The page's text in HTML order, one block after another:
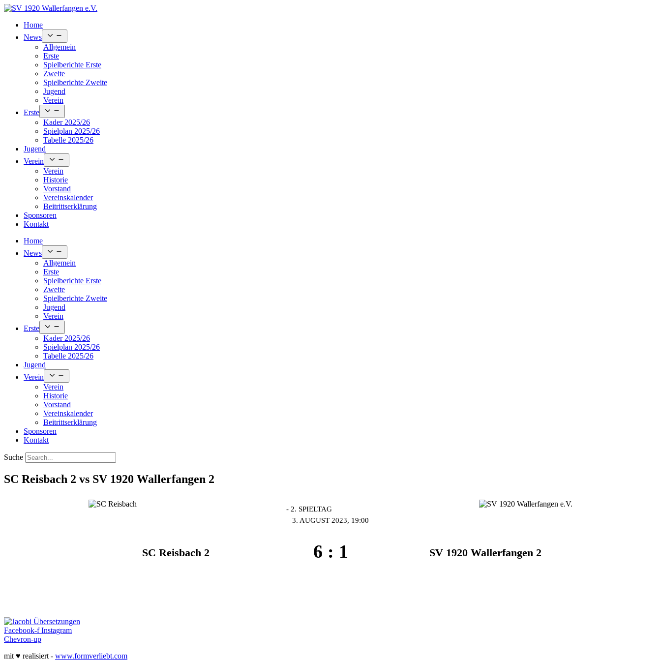
Skip
contentHome
News
menu
Allgemein
Erste
Spielberichte Erste
Zweite
Spielberichte Zweite
Jugend
Verein
Erste
menu
Kader 2025/26
Spielplan 2025/26
Tabelle 2025/26
Jugend
Verein
menu
Verein
Historie
Vorstand
Vereinskalender
Beitrittserklärung
Sponsoren
Kontakt
Home
News
menu
Allgemein
Erste
Spielberichte Erste
Zweite
Spielberichte Zweite
Jugend
Verein
Erste
menu
Kader 2025/26
Spielplan 2025/26
Tabelle 2025/26
Jugend
Verein
menu
Verein
Historie
Vorstand
Vereinskalender
Beitrittserklärung
Sponsoren
Kontakt
Suche
SC Reisbach 2 vs SV 1920 Wallerfangen 2
- 2. SPIELTAG
3. AUGUST 2023, 19:00
SC Reisbach 2 6 : 1 SV 1920 Wallerfangen 2
Facebook-f Instagram
Chevron-up
mit ♥ realisiert - www.formverliebt.com